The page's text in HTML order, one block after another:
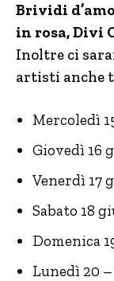
Brividi
in rosa, Divi
Inoltre ci
artisti anche
Mercoledì
Giovedì 16
Venerdì 17
Sabato 18
Domenica
Lunedì 20